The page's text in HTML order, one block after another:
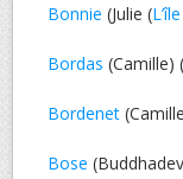
Bonnie (Julie (
Bordas (Camille) (
Bordenet
Bose